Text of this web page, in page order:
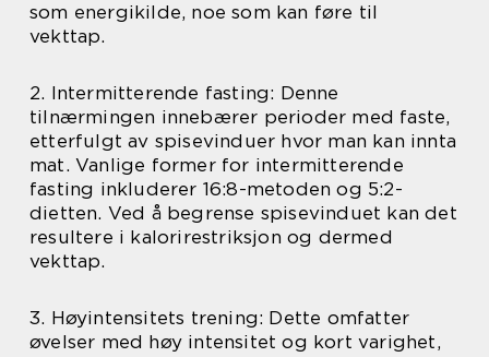
som energikilde, noe som kan føre til
vekttap.
2. Intermitterende fasting: Denne
tilnærmingen innebærer perioder med faste,
etterfulgt av spisevinduer hvor man kan innta
mat. Vanlige former for intermitterende
fasting inkluderer 16:8-metoden og 5:2-
dietten. Ved å begrense spisevinduet kan det
resultere i kalorirestriksjon og dermed
vekttap.
3. Høyintensitets trening: Dette omfatter
øvelser med høy intensitet og kort varighet,